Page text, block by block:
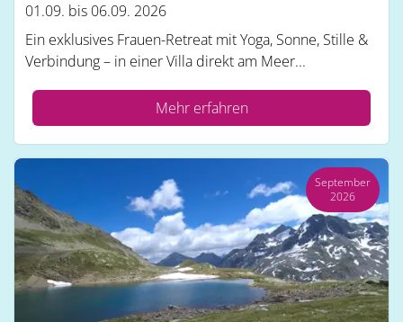
01.09. bis 06.09. 2026
Ein exklusives Frauen-Retreat mit Yoga, Sonne, Stille &
Verbindung – in einer Villa direkt am Meer...
Mehr erfahren
September
2026